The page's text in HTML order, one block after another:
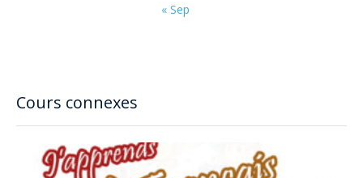
Cours connexes
« Sep